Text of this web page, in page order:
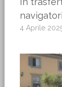
4 Aprile